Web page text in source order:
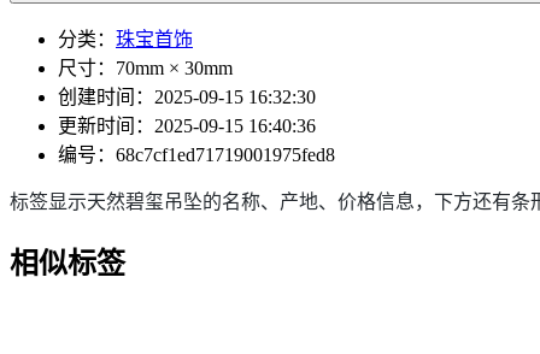
分类 ： 珠宝首饰
尺寸：70mm × 30mm
创建时间 ：2025-09-15 16:32:30
更新时间 ：2025-09-15 16:40:36
编号 ：68c7cf1ed71719001975fed8
标签显示天然碧玺吊坠的名称、产地、价格信息，下方还有条
相似标签